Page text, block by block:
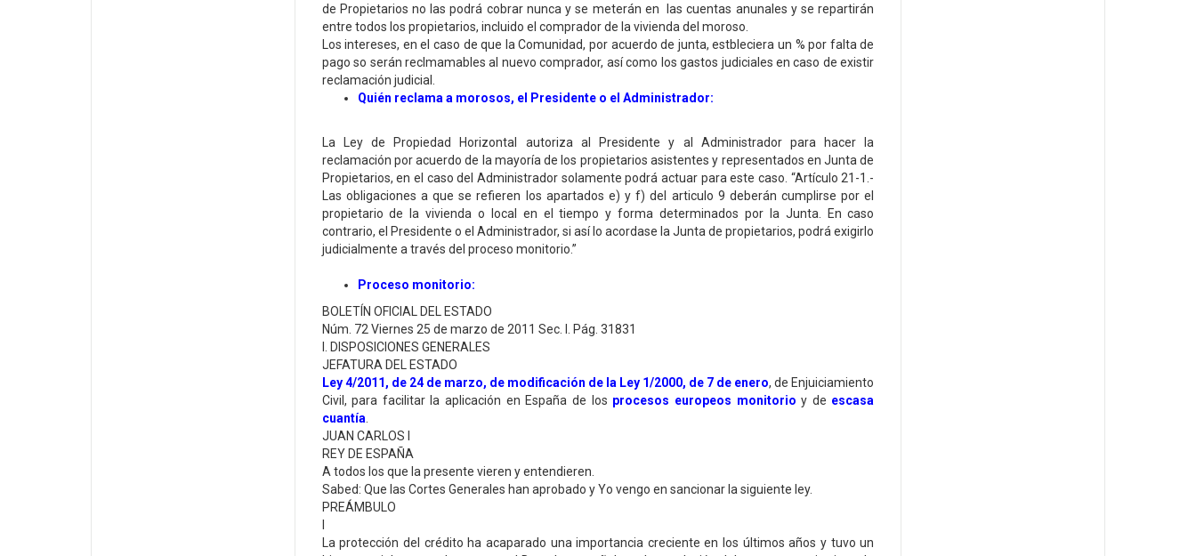
de Propietarios no las podrá cobrar nunca y se meterán en las cuentas anunales y se repartirán
entre todos los propietarios, incluido el comprador de la vivienda del moroso.
Los intereses, en el caso de que la Comunidad, por acuerdo de junta, estbleciera un % por falta de
pago so serán reclmamables al nuevo comprador, así como los gastos judiciales en caso de existir
reclamación judicial.
Quién reclama a morosos, el Presidente o el Administrador:
La Ley de Propiedad Horizontal autoriza al Presidente y al Administrador para hacer la
reclamación por acuerdo de la mayoría de los propietarios asistentes y representados en Junta de
Propietarios, en el caso del Administrador solamente podrá actuar para este caso. “Artículo 21-1.-
Las obligaciones a que se refieren los apartados e) y f) del articulo 9 deberán cumplirse por el
propietario de la vivienda o local en el tiempo y forma determinados por la Junta. En caso
contrario, el Presidente o el Administrador, si así lo acordase la Junta de propietarios, podrá exigirlo
judicialmente a través del proceso monitorio.”
Proceso monitorio:
BOLETÍN OFICIAL DEL ESTADO
Núm. 72 Viernes 25 de marzo de 2011 Sec. I. Pág. 31831
I. DISPOSICIONES GENERALES
JEFATURA DEL ESTADO
Ley 4/2011, de 24 de marzo, de modificación de la Ley 1/2000, de 7 de enero, de Enjuiciamiento
Civil, para facilitar la aplicación en España de los procesos europeos monitorio y de escasa
cuantía
JUAN CARLOS I
REY DE ESPAÑA
A todos los que la presente vieren y entendieren.
Sabed: Que las Cortes Generales han aprobado y Yo vengo en sancionar la siguiente ley.
PREÁMBULO
La protección del crédito ha acaparado una importancia creciente en los últimos años y tuvo un